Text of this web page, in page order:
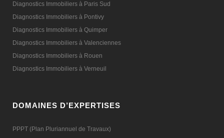
Diagnostics Immobiliers à Paris Sud
Diagnostics Immobiliers à Pontivy
Diagnostics Immobiliers à Quimper
Diagnostics Immobiliers à Valenciennes
Diagnostics Immobiliers à Rouen
Diagnostics Immobiliers à Verneuil
DOMAINES D’EXPERTISES
PPPT (Plan Pluriannuel de Travaux)